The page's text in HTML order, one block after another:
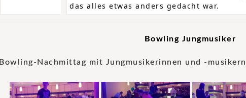
das alles etwas anders gedacht war.
Bowling Jungmusiker
Bowling-Nachmittag mit Jungmusikerinnen und -